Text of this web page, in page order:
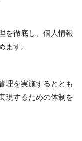
を徹底し、個人情報
ます。
理を実施するととも
現するための体制を